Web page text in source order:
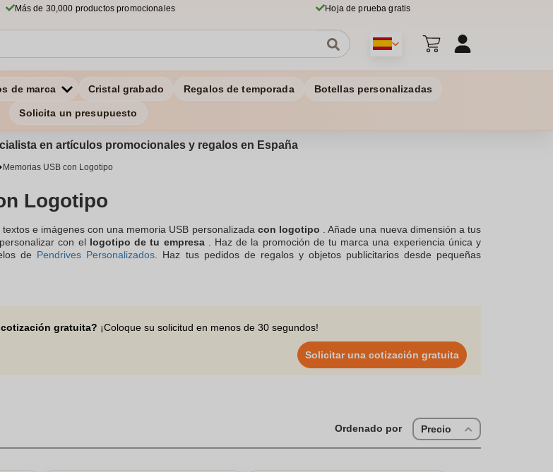
Más de 30,000 productos promocionales Hoja de prueba gratis
de marca Cristal grabado Regalos de temporada Botellas personalizadas
Solicita un presupuesto
en artículos promocionales y regalos en España
Memorias USB con Logotipo
Logotipo
e imágenes con una memoria USB personalizada con logotipo
. Añade una nueva dimensión a tus
con el logotipo de tu empresa
. Haz de la promoción de tu marca una experiencia única y
de Pendrives Personalizados . Haz tus pedidos de regalos y objetos publicitarios desde pequeñas
en contacto con nosotros por teléfono, chat o correo electrónico. No esperes más y empieza a
gratuita? ¡Coloque su solicitud en menos de 30 segundos!
Solicitar una cotización gratuita
Ordenado por Precio